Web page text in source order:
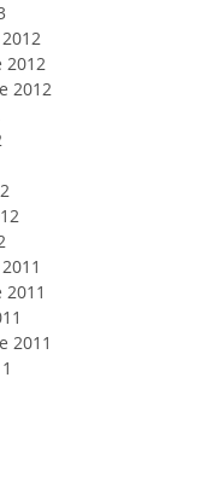
2012
2012
2011